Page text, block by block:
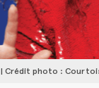
| Crédit photo :